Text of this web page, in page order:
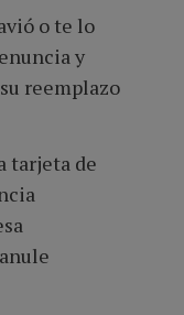
o te lo
y
reemplazo
tarjeta de